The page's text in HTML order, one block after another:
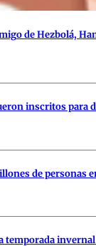
de Hezbolá,
inscritos para
de personas
temporada